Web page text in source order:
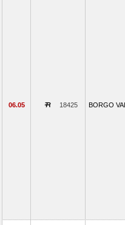
06.05 18425 BORGO